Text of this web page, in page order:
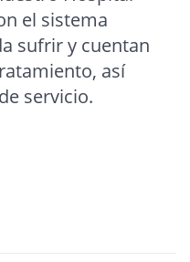
el sistema
sufrir y cuentan
así
servicio.